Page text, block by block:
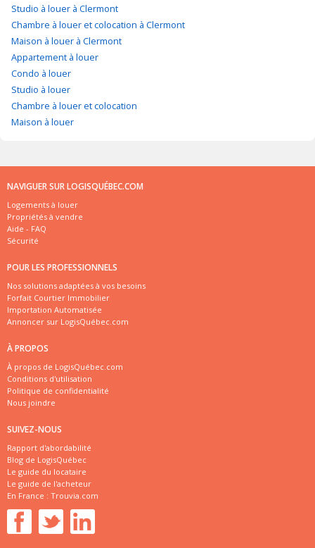
Studio à louer à Clermont
Chambre à louer et colocation à Clermont
Maison à louer à Clermont
Appartement à louer
Condo à louer
Studio à louer
Chambre à louer et colocation
Maison à louer
NAVIGUER SUR LOGISQUÉBEC.COM
Logements à louer
Propriétés à vendre
Aide - FAQ
Sécurité
POUR LES PROFESSIONNELS
Nos solutions adaptées à vos besoins
Forfait Courtier Immobilier
Importation Automatisée
Annoncer sur LogisQuébec.com
À PROPOS
À propos de LogisQuébec.com
Conditions d'utilisation
Politique de confidentialité
Nous joindre
SUIVEZ-NOUS
Rapport d'abordabilité
Blog de LogisQuébec
Le guide du locataire
Le guide de l'acheteur
En France : Trouvia.com